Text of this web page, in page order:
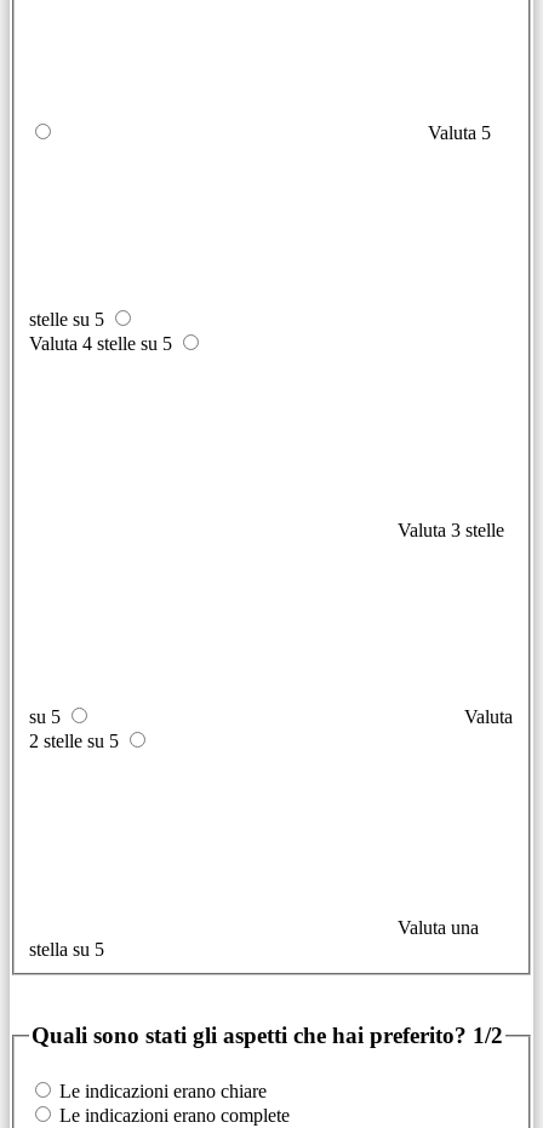
Valuta 5
stelle su 5
Valuta 4 stelle su 5
Valuta 3 stelle
su 5
Valuta
2 stelle su 5
Valuta una
stella su 5
Quali sono stati gli aspetti che hai preferito? 1/2
Le indicazioni erano chiare
Le indicazioni erano complete